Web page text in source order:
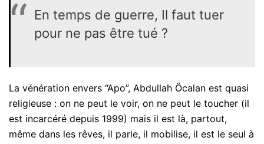
En temps de guerre, Il faut tuer
pour ne pas être tué ?
La vénération envers “Apo”, Abdullah Öcalan est quasi
religieuse : on ne peut le voir, on ne peut le toucher (il
est incarcéré depuis 1999) mais il est là, partout,
même dans les rêves, il parle, il mobilise, il est le seul à